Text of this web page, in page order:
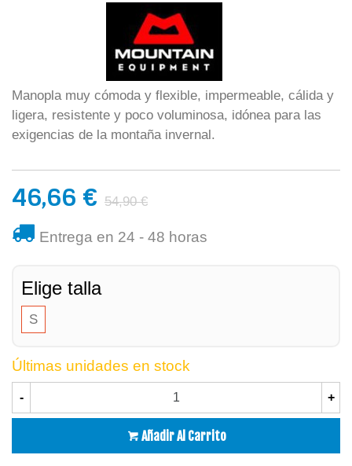
Manopla muy cómoda y flexible, impermeable, cálida y
ligera, resistente y poco voluminosa, idónea para las
exigencias de la montaña invernal.
46,66 € 54,90 €
Entrega en 24 - 48 horas
Elige talla
S
Últimas unidades en stock
- +
Añadir Al Carrito